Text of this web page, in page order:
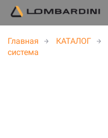
Главная КАТАЛОГ
система